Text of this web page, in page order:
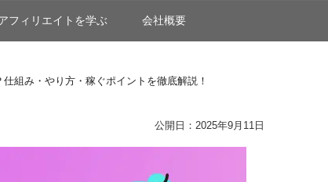
フィリエイトを学ぶ 会社概要
組み・やり方・稼ぐポイントを徹底解説！
公開日：2025年9月11日